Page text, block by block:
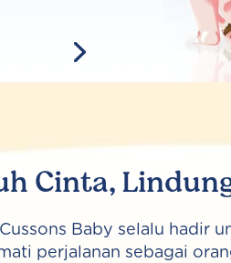
Cinta,
Baby selalu hadir
perjalanan sebagai